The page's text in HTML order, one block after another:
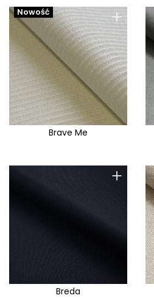
Malmo
Maloy
Manhattan
Marakesh
Marbella
Marte
Massimo
Mateo
Megan
+
Nowość
Brave Me
+
Breda